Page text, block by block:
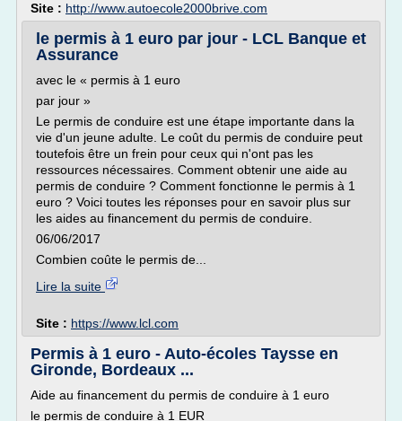
Site : http://www.autoecole2000brive.com
le permis à 1 euro par jour - LCL Banque et
Assurance
avec le « permis à 1 euro
par jour »
Le permis de conduire est une étape importante dans la
vie d'un jeune adulte. Le coût du permis de conduire peut
toutefois être un frein pour ceux qui n'ont pas les
ressources nécessaires. Comment obtenir une aide au
permis de conduire ? Comment fonctionne le permis à 1
euro ? Voici toutes les réponses pour en savoir plus sur
les aides au financement du permis de conduire.
06/06/2017
Combien coûte le permis de...
Lire la suite
Site : https://www.lcl.com
Permis à 1 euro - Auto-écoles Taysse en
Gironde, Bordeaux ...
Aide au financement du permis de conduire à 1 euro
le permis de conduire à 1 EUR